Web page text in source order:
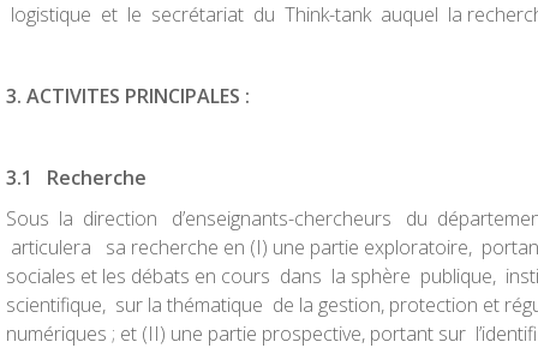
logistique et le secrétariat du Think-tank auquel la
3. ACTIVITES PRINCIPALES :
3.1 Recherche
Sous la direction d’enseignants-chercheurs du
articulera sa recherche en (I) une partie exploratoire,
sociales et les débats en cours dans la sphère publique,
scientifique, sur la thématique de la gestion, protection et
numériques ; et (II) une partie prospective, portant sur